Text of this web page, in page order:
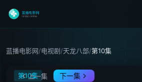
蓝播电影网/电视剧/天龙八部/第10集
天龙八部
第10集上一集 下一集